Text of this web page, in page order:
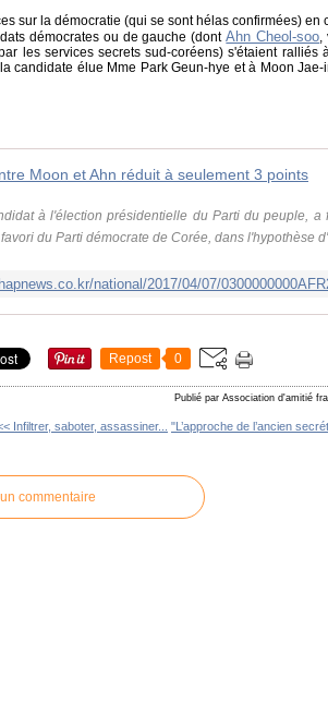
sur la démocratie (qui se sont hélas confirmées) en
démocrates ou de gauche (dontAhn Cheol-soo,
les services secrets sud-coréens) s'étaient ralliés
candidate élue Mme Park Geun-hye et à Moon
Moon et Ahn réduit à seulement 3 points
à l'élection présidentielle du Parti du peuple, a
du Parti démocrate de Corée, dans l'hypothèse
national/2017/04/07/
Repost 0
Publié par Association d'amitié
Infiltrer, saboter, assassiner... "L’approche de l’ancien
commentaire